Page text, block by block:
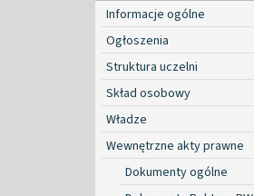
Informacje ogólne
Ogłoszenia
Struktura uczelni
Skład osobowy
Władze
Wewnętrzne akty prawne
Dokumenty ogólne